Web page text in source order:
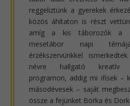
reggeliztünk a gyerekek
közös áhítaton is részt
amíg a kis táborozók a
mesetábor napi
érzékszervünkkel
névre hallgató kreatív
programon, addig mi ifisek –
másodévesek – saját
össze a fejünket Borka és